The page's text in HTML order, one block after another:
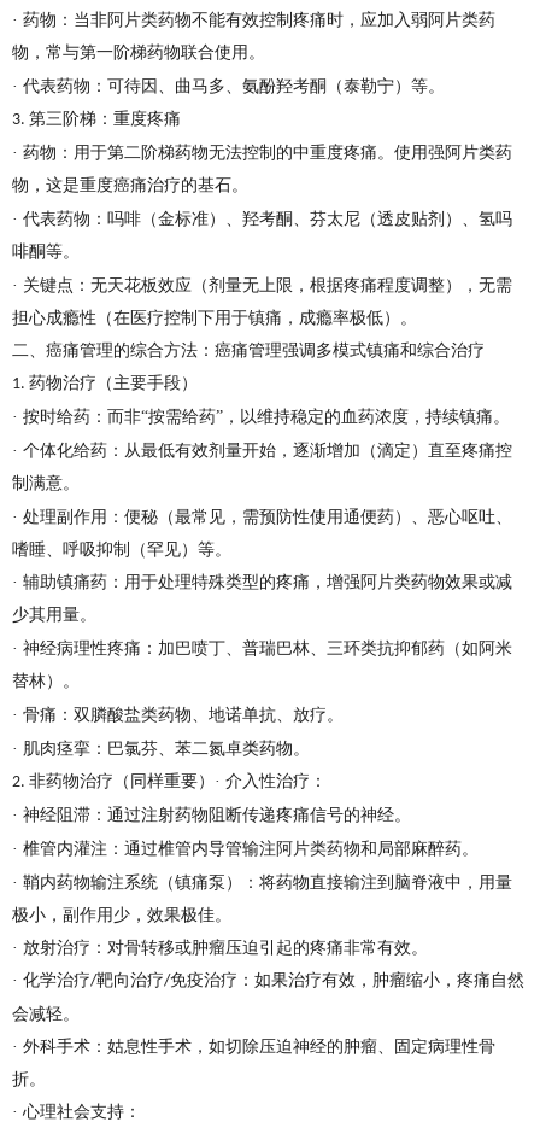
· 药物：当非阿片类药物不能有效控制疼痛时，应加入弱阿片类药
物，常与第一阶梯药物联合使用。
· 代表药物：可待因、曲马多、氨酚羟考酮（泰勒宁）等。
3. 第三阶梯：重度疼痛
· 药物：用于第二阶梯药物无法控制的中重度疼痛。使用强阿片类药
物，这是重度癌痛治疗的基石。
· 代表药物：吗啡（金标准）、羟考酮、芬太尼（透皮贴剂）、氢吗
啡酮等。
· 关键点：无天花板效应（剂量无上限，根据疼痛程度调整），无需
担心成瘾性（在医疗控制下用于镇痛，成瘾率极低）。
二、癌痛管理的综合方法：癌痛管理强调多模式镇痛和综合治疗
1. 药物治疗（主要手段）
· 按时给药：而非“按需给药”，以维持稳定的血药浓度，持续镇痛。
· 个体化给药：从最低有效剂量开始，逐渐增加（滴定）直至疼痛控
制满意。
· 处理副作用：便秘（最常见，需预防性使用通便药）、恶心呕吐、
嗜睡、呼吸抑制（罕见）等。
· 辅助镇痛药：用于处理特殊类型的疼痛，增强阿片类药物效果或减
少其用量。
· 神经病理性疼痛：加巴喷丁、普瑞巴林、三环类抗抑郁药（如阿米
替林）。
· 骨痛：双膦酸盐类药物、地诺单抗、放疗。
· 肌肉痉挛：巴氯芬、苯二氮卓类药物。
2. 非药物治疗（同样重要）· 介入性治疗：
· 神经阻滞：通过注射药物阻断传递疼痛信号的神经。
· 椎管内灌注：通过椎管内导管输注阿片类药物和局部麻醉药。
· 鞘内药物输注系统（镇痛泵）：将药物直接输注到脑脊液中，用量
极小，副作用少，效果极佳。
· 放射治疗：对骨转移或肿瘤压迫引起的疼痛非常有效。
· 化学治疗/靶向治疗/免疫治疗：如果治疗有效，肿瘤缩小，疼痛自然
会减轻。
· 外科手术：姑息性手术，如切除压迫神经的肿瘤、固定病理性骨
折。
· 心理社会支持：